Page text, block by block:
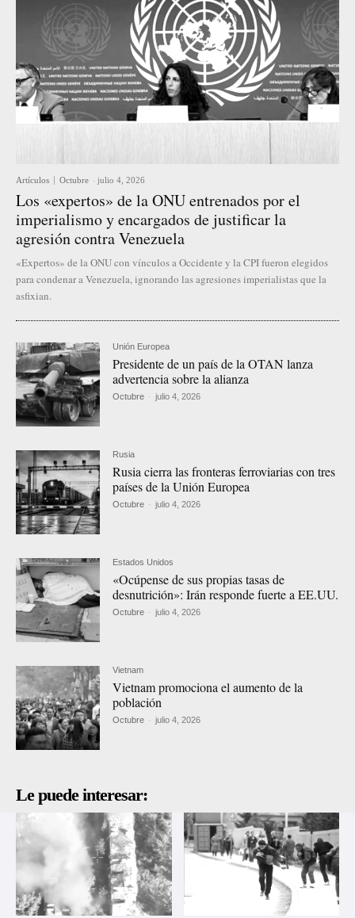
Artículos Octubre - julio 4, 2026
Los «expertos» de la ONU entrenados por el
imperialismo y encargados de justificar la
agresión contra Venezuela
«Expertos» de la ONU con vínculos a Occidente y la CPI fueron elegidos
para condenar a Venezuela, ignorando las agresiones imperialistas que la
asfixian.
Unión Europea
Presidente de un país de la OTAN lanza
advertencia sobre la alianza
Octubre - julio 4, 2026
Rusia
Rusia cierra las fronteras ferroviarias con tres
países de la Unión Europea
Octubre - julio 4, 2026
Estados Unidos
«Ocúpense de sus propias tasas de
desnutrición»: Irán responde fuerte a EE.UU.
Octubre - julio 4, 2026
Vietnam
Vietnam promociona el aumento de la
población
Octubre - julio 4, 2026
Le puede interesar: